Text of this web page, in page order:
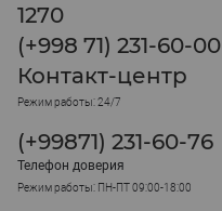
1270
(+998 71) 231-60-00
Контакт-центр
Режим работы: 24/7
(+99871) 231-60-76
Телефон доверия
Режим работы: ПН-ПТ 09:00-18:00